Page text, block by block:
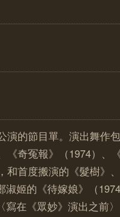
演的節目單。演出舞作
《奇冤報》（1974）、
和首度搬演的《髮樹》
淑姬的《待嫁娘》（
寫在《眾妙》演出之前